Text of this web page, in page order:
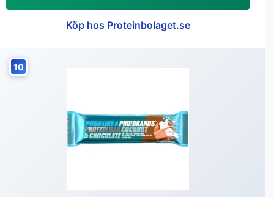
Köp hos Proteinbolaget.se
10